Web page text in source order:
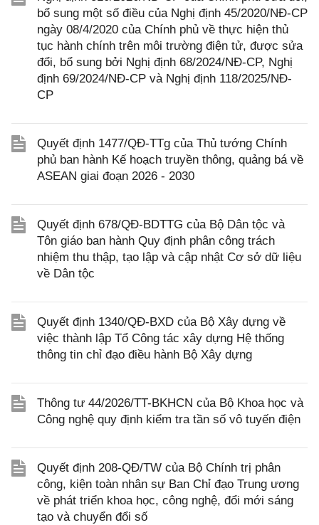
bổ sung một số điều của Nghị định 45/2020/NĐ-CP
ngày 08/4/2020 của Chính phủ về thực hiện thủ
tục hành chính trên môi trường điện tử, được sửa
đổi, bổ sung bởi Nghị định 68/2024/NĐ-CP, Nghị
định 69/2024/NĐ-CP và Nghị định 118/2025/NĐ-
CP
Quyết định 1477/QĐ-TTg của Thủ tướng Chính
phủ ban hành Kế hoạch truyền thông, quảng bá về
ASEAN giai đoạn 2026 - 2030
Quyết định 678/QĐ-BDTTG của Bộ Dân tộc và
Tôn giáo ban hành Quy định phân công trách
nhiệm thu thập, tạo lập và cập nhật Cơ sở dữ liệu
về Dân tộc
Quyết định 1340/QĐ-BXD của Bộ Xây dựng về
việc thành lập Tổ Công tác xây dựng Hệ thống
thông tin chỉ đạo điều hành Bộ Xây dựng
Thông tư 44/2026/TT-BKHCN của Bộ Khoa học và
Công nghệ quy định kiểm tra tần số vô tuyến điện
Quyết định 208-QĐ/TW của Bộ Chính trị phân
công, kiện toàn nhân sự Ban Chỉ đạo Trung ương
về phát triển khoa học, công nghệ, đổi mới sáng
tạo và chuyển đổi số